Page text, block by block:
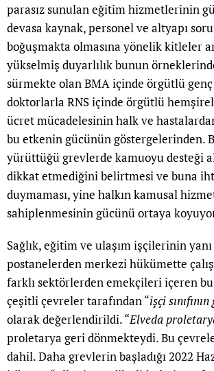
parasız sunulan eğitim hizmetlerinin
devasa kaynak, personel ve altyapı
boğuşmakta olmasına yönelik kitleler
yükselmiş duyarlılık bunun
sürmekte olan BMA içinde örgütlü
doktorlarla RNS içinde örgütlü
ücret mücadelesinin halk ve
bu etkenin gücünün göstergelerinden.
yürüttüğü grevlerde kamuoyu desteği
dikkat etmediğini belirtmesi ve buna
duymaması, yine halkın kamusal
sahiplenmesinin gücünü ortaya
Sağlık, eğitim ve ulaşım işçilerinin yanı
postanelerden merkezi hükümette
farklı sektörlerden emekçileri içeren
çeşitli çevreler tarafından “işçi
olarak değerlendirildi. “Elveda
proletarya geri dönmekteydi. Bu
dahil. Daha grevlerin başladığı 2022